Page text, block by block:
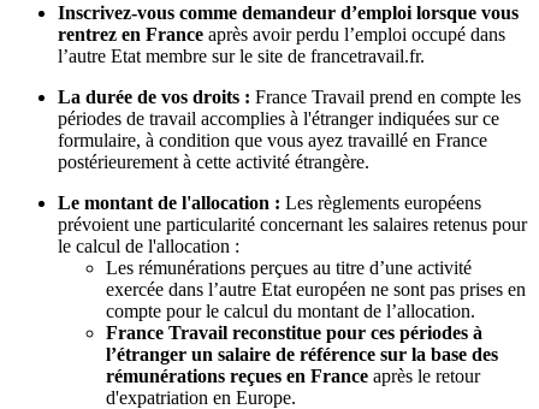
Inscrivez-vous comme demandeur d’emploi lorsque vous
rentrez en France après avoir perdu l’emploi occupé dans
l’autre Etat membre sur le site de francetravail.fr.
La durée de vos droits : France Travail prend en compte les
périodes de travail accomplies à l'étranger indiquées sur ce
formulaire, à condition que vous ayez travaillé en France
postérieurement à cette activité étrangère.
Le montant de l'allocation : Les règlements européens
prévoient une particularité concernant les salaires retenus pour
le calcul de l'allocation :
Les rémunérations perçues au titre d’une activité
exercée dans l’autre Etat européen ne sont pas prises en
compte pour le calcul du montant de l’allocation.
France Travail reconstitue pour ces périodes à
l’étranger un salaire de référence sur la base des
rémunérations reçues en France après le retour
d'expatriation en Europe.